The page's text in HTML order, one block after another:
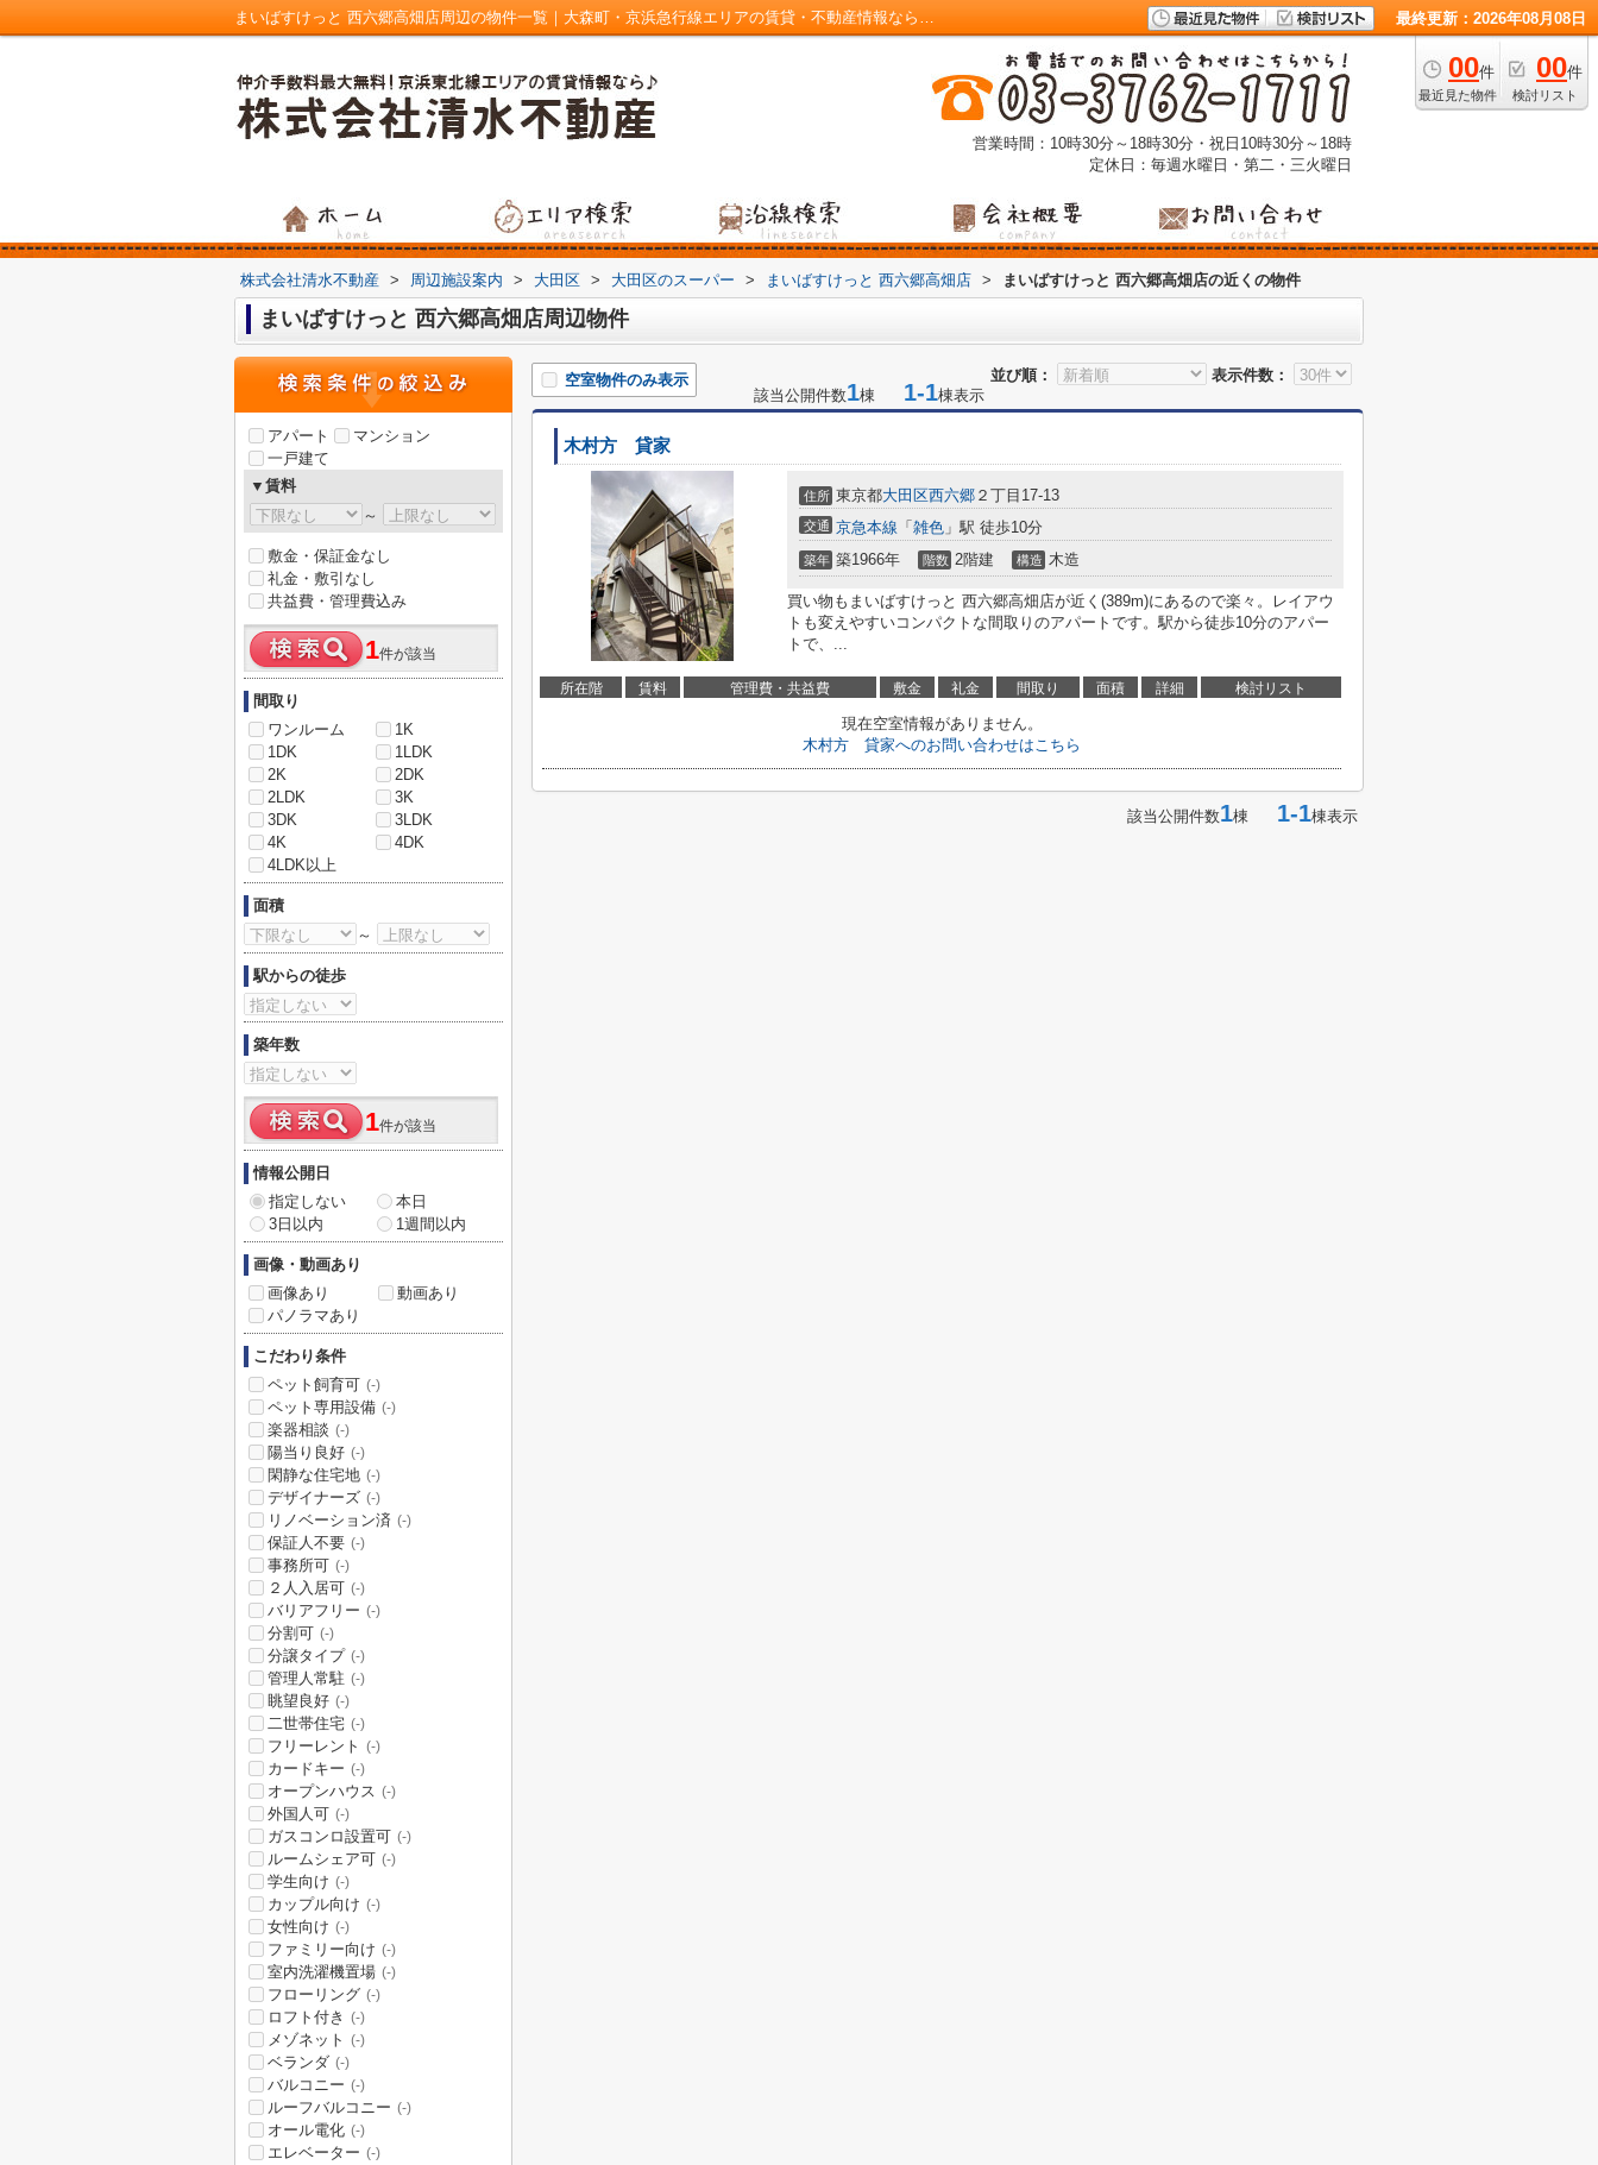
まいばすけっと 西六郷高畑店周辺の物件一覧｜大森町・京浜急行線エリアの賃貸・不動産情報なら株式会社清水不動産 最終更新：2026年08月08日
00件
最近見た物件
00件
検討リスト
営業時間：10時30分～18時30分・祝日10時30分～18時
定休日：毎週水曜日・第二・三火曜日
株式会社清水不動産 > 周辺施設案内 > 大田区 > 大田区のスーパー > まいばすけっと 西六郷高畑店 > まいばすけっと 西六郷高畑店の近くの物件
まいばすけっと 西六郷高畑店周辺物件
並び順： 表示件数：
空室物件のみ表示
該当公開件数1棟 1-1棟表示
木村方 貸家
住所 東京都大田区西六郷 ２丁目17-13
交通 京急本線 「 雑色 」駅 徒歩10分
築年 築1966年 階数 2階建 構造 木造
買い物もまいばすけっと 西六郷高畑店が近く(389m)にあるので楽々。レイアウ
トも変えやすいコンパクトな間取りのアパートです。駅から徒歩10分のアパー
トで、...
所在階 賃料 管理費・共益費 敷金 礼金 間取り 面積 詳細 検討リスト
現在空室情報がありません。
木村方 貸家へのお問い合わせはこちら
該当公開件数1棟 1-1棟表示
アパート
マンション
一戸建て
▼賃料
～
敷金・保証金なし
礼金・敷引なし
共益費・管理費込み
1件が該当
間取り
ワンルーム
1K
1DK
1LDK
2K
2DK
2LDK
3K
3DK
3LDK
4K
4DK
4LDK以上
面積
～
駅からの徒歩
築年数
1件が該当
情報公開日
指定しない
本日
3日以内
1週間以内
画像・動画あり
画像あり
動画あり
パノラマあり
こだわり条件
ペット飼育可 (-)
ペット専用設備 (-)
楽器相談 (-)
陽当り良好 (-)
閑静な住宅地 (-)
デザイナーズ (-)
リノベーション済 (-)
保証人不要 (-)
事務所可 (-)
２人入居可 (-)
バリアフリー (-)
分割可 (-)
分譲タイプ (-)
管理人常駐 (-)
眺望良好 (-)
二世帯住宅 (-)
フリーレント (-)
カードキー (-)
オープンハウス (-)
外国人可 (-)
ガスコンロ設置可 (-)
ルームシェア可 (-)
学生向け (-)
カップル向け (-)
女性向け (-)
ファミリー向け (-)
室内洗濯機置場 (-)
フローリング (-)
ロフト付き (-)
メゾネット (-)
ベランダ (-)
バルコニー (-)
ルーフバルコニー (-)
オール電化 (-)
エレベーター (-)